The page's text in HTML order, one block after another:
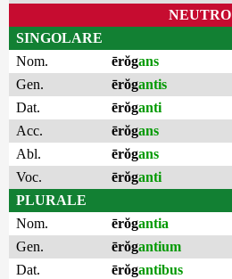
NEUTRO
SINGOLARE
Nom.
ērŏgans
Gen.
ērŏgantis
Dat.
ērŏganti
Acc.
ērŏgans
Abl.
ērŏgans
Voc.
ērŏganti
PLURALE
Nom.
ērŏgantia
Gen.
ērŏgantium
Dat.
ērŏgantibus